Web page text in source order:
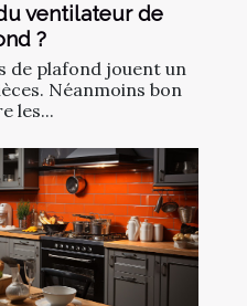
ventilateur de
?
de plafond jouent un
Néanmoins bon
les...